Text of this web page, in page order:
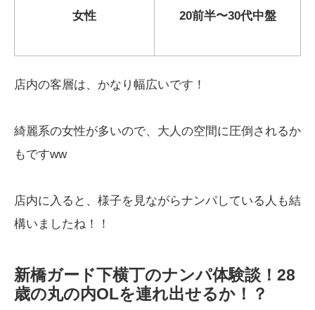
女性 20前半〜30代中盤
店内の客層は、かなり幅広いです！
綺麗系の女性が多いので、大人の空間に圧倒されるか
もですww
店内に入ると、様子を見ながらナンパしている人も結
構いましたね！！
新橋ガード下横丁のナンパ体験談！28
歳の丸の内OLを連れ出せるか！？